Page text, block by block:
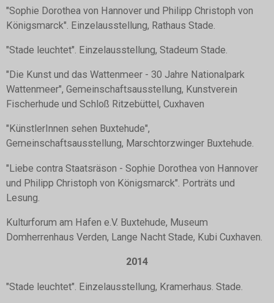
"Sophie Dorothea von Hannover und Philipp Christoph von
Königsmarck". Einzelausstellung, Rathaus Stade.
"Stade leuchtet". Einzelausstellung, Stadeum Stade.
"Die Kunst und das Wattenmeer - 30 Jahre Nationalpark
Wattenmeer", Gemeinschaftsausstellung, Kunstverein
Fischerhude und Schloß Ritzebüttel, Cuxhaven
"KünstlerInnen sehen Buxtehude",
Gemeinschaftsausstellung, Marschtorzwinger Buxtehude.
"Liebe contra Staatsräson - Sophie Dorothea von Hannover
und Philipp Christoph von Königsmarck". Porträts und
Lesung.
Kulturforum am Hafen e.V. Buxtehude, Museum
Domherrenhaus Verden, Lange Nacht Stade, Kubi Cuxhaven.
2014
"Stade leuchtet". Einzelausstellung, Kramerhaus. Stade.